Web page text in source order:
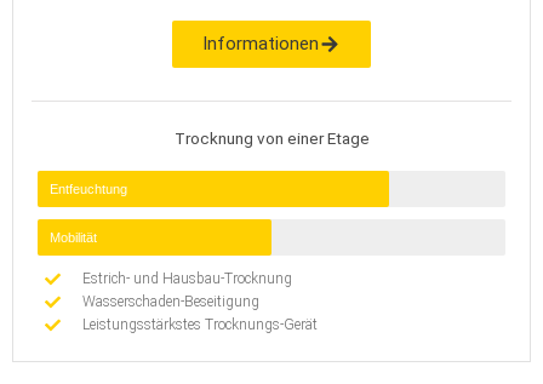
Informationen
Trocknung von einer Etage
Entfeuchtung
Mobilität
Estrich- und Hausbau-Trocknung
Wasserschaden-Beseitigung
Leistungsstärkstes Trocknungs-Gerät